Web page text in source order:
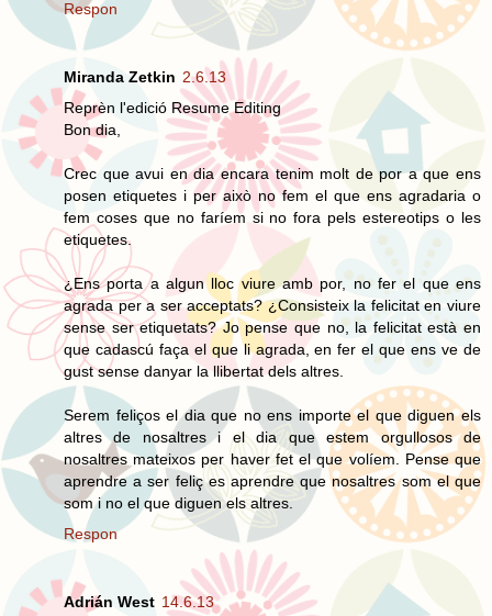
Respon
Miranda Zetkin 2.6.13
Reprèn l'edició Resume Editing
Bon dia,
Crec que avui en dia encara tenim molt de por a que ens
posen etiquetes i per això no fem el que ens agradaria o
fem coses que no faríem si no fora pels estereotips o les
etiquetes.
¿Ens porta a algun lloc viure amb por, no fer el que ens
agrada per a ser acceptats? ¿Consisteix la felicitat en viure
sense ser etiquetats? Jo pense que no, la felicitat està en
que cadascú faça el que li agrada, en fer el que ens ve de
gust sense danyar la llibertat dels altres.
Serem feliços el dia que no ens importe el que diguen els
altres de nosaltres i el dia que estem orgullosos de
nosaltres mateixos per haver fet el que volíem. Pense que
aprendre a ser feliç es aprendre que nosaltres som el que
som i no el que diguen els altres.
Respon
Adrián West 14.6.13